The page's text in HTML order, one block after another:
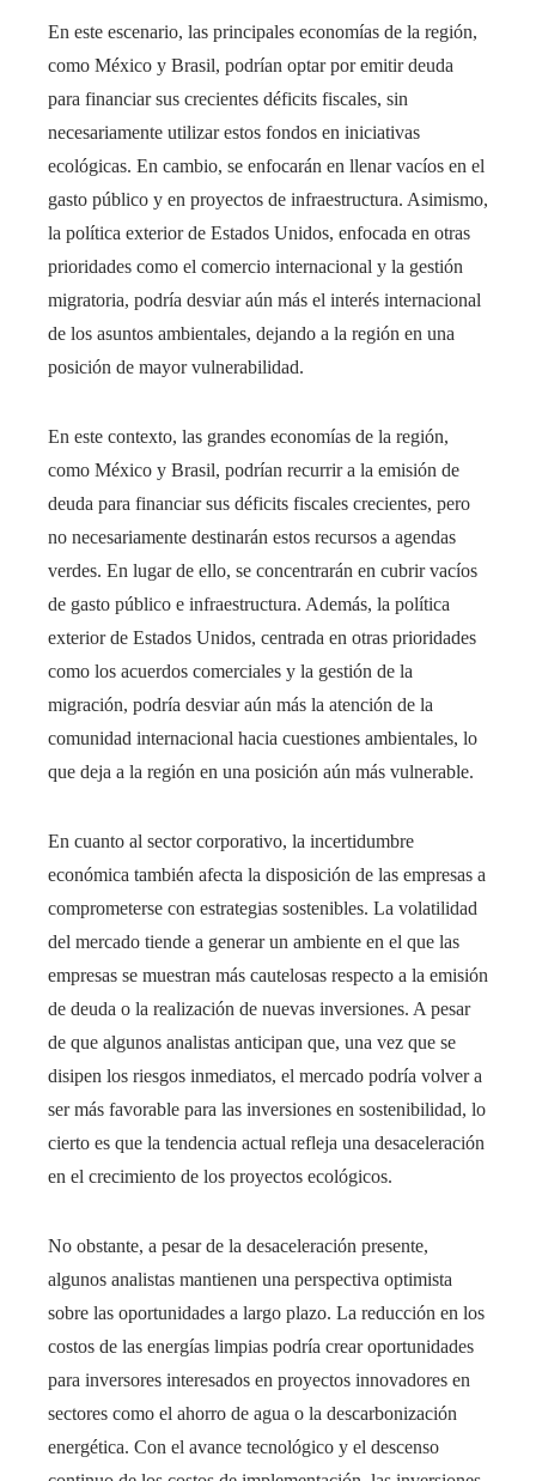
En este escenario, las principales economías de la región,
como México y Brasil, podrían optar por emitir deuda
para financiar sus crecientes déficits fiscales, sin
necesariamente utilizar estos fondos en iniciativas
ecológicas. En cambio, se enfocarán en llenar vacíos en el
gasto público y en proyectos de infraestructura. Asimismo,
la política exterior de Estados Unidos, enfocada en otras
prioridades como el comercio internacional y la gestión
migratoria, podría desviar aún más el interés internacional
de los asuntos ambientales, dejando a la región en una
posición de mayor vulnerabilidad.
En este contexto, las grandes economías de la región,
como México y Brasil, podrían recurrir a la emisión de
deuda para financiar sus déficits fiscales crecientes, pero
no necesariamente destinarán estos recursos a agendas
verdes. En lugar de ello, se concentrarán en cubrir vacíos
de gasto público e infraestructura. Además, la política
exterior de Estados Unidos, centrada en otras prioridades
como los acuerdos comerciales y la gestión de la
migración, podría desviar aún más la atención de la
comunidad internacional hacia cuestiones ambientales, lo
que deja a la región en una posición aún más vulnerable.
En cuanto al sector corporativo, la incertidumbre
económica también afecta la disposición de las empresas a
comprometerse con estrategias sostenibles. La volatilidad
del mercado tiende a generar un ambiente en el que las
empresas se muestran más cautelosas respecto a la emisión
de deuda o la realización de nuevas inversiones. A pesar
de que algunos analistas anticipan que, una vez que se
disipen los riesgos inmediatos, el mercado podría volver a
ser más favorable para las inversiones en sostenibilidad, lo
cierto es que la tendencia actual refleja una desaceleración
en el crecimiento de los proyectos ecológicos.
No obstante, a pesar de la desaceleración presente,
algunos analistas mantienen una perspectiva optimista
sobre las oportunidades a largo plazo. La reducción en los
costos de las energías limpias podría crear oportunidades
para inversores interesados en proyectos innovadores en
sectores como el ahorro de agua o la descarbonización
energética. Con el avance tecnológico y el descenso